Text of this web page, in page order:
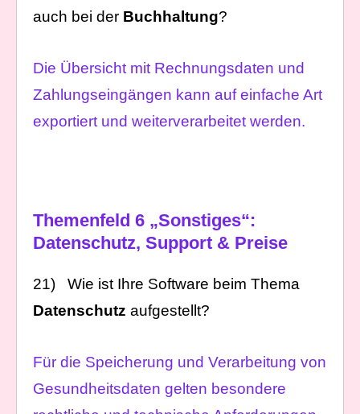
auch bei der Buchhaltung?
Die Übersicht mit Rechnungsdaten und
Zahlungseingängen kann auf einfache Art
exportiert und weiterverarbeitet werden.
Themenfeld 6 „Sonstiges“:
Datenschutz, Support & Preise
21) Wie ist Ihre Software beim Thema
Datenschutz aufgestellt?
Für die Speicherung und Verarbeitung von
Gesundheitsdaten gelten besondere